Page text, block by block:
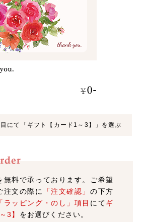
にて「ギフト【カード1～3】」を選ぶ
無料で承っております。ご希望
注文の際に
「注文確認」 の下方
「ラッピング・のし」項目 にてギ
3】 をお選びください。